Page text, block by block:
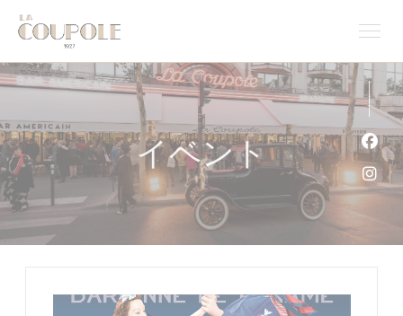
クッキー利用の管理について
イベント